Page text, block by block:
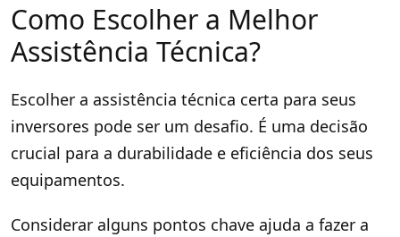
Como Escolher a Melhor
Assistência Técnica?
Escolher a assistência técnica certa para seus
inversores pode ser um desafio. É uma decisão
crucial para a durabilidade e eficiência dos seus
equipamentos.
Considerar alguns pontos chave ajuda a fazer a